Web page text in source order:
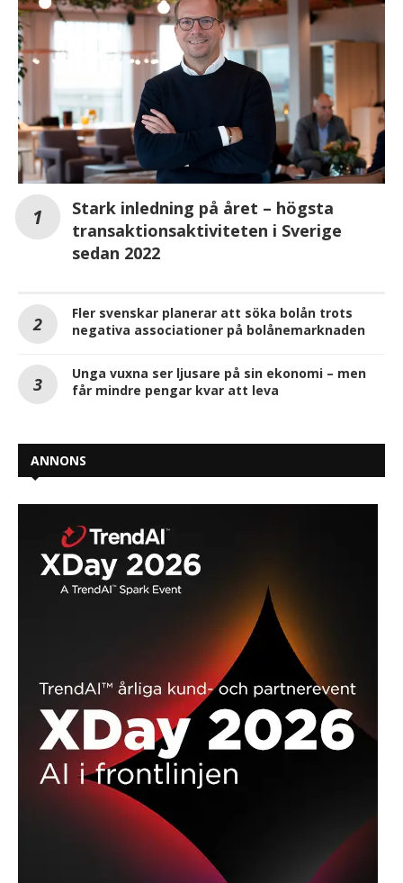
Stark inledning på året – högsta
transaktionsaktiviteten i Sverige
sedan 2022
Fler svenskar planerar att söka bolån trots
negativa associationer på bolånemarknaden
Unga vuxna ser ljusare på sin ekonomi – men
får mindre pengar kvar att leva
ANNONS